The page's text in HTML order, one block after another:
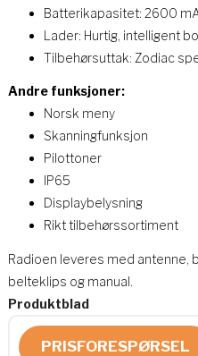
Batterikapasitet: 2600
Lader: Hurtig, intelligent
Tilbehørsuttak: Zodiac
Andre funksjoner:
Norsk meny
Skanningfunksjon
Pilottoner
IP65
Displaybelysning
Rikt tilbehørssortiment
Radioen leveres med antenne,
belteklips og manual.
Produktblad
PRISFORESPØRSEL